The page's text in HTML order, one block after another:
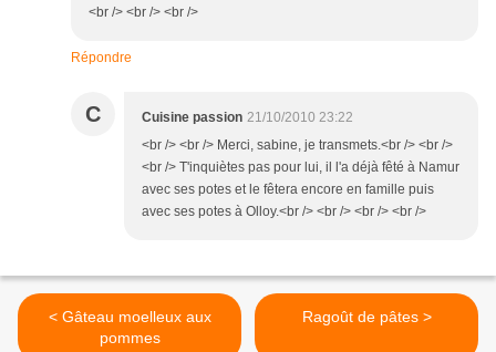
<br /> <br /> <br />
Répondre
C Cuisine passion 21/10/2010 23:22
<br /> <br /> Merci, sabine, je transmets.<br /> <br />
<br /> T'inquiètes pas pour lui, il l'a déjà fêté à Namur
avec ses potes et le fêtera encore en famille puis
avec ses potes à Olloy.<br /> <br /> <br /> <br />
< Gâteau moelleux aux
pommes
Ragoût de pâtes >